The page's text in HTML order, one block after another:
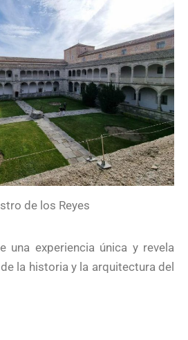
de los Reyes
una experiencia única y revela
la historia y la arquitectura del